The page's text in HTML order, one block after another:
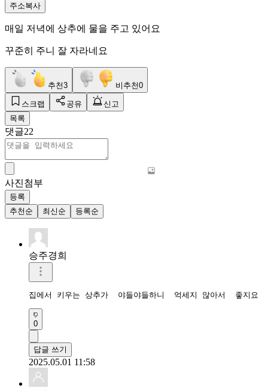
주소복사
매일 저녁에 상추에 물을 주고 있어요
꾸준히 주니 잘 자라네요
추천3 비추천0
스크랩 공유
신고
목록
댓글22
사진첨부
등록
추천순
최신순 등록순
승주경희
집에서 키우는 상추가  야들야들하니  억세지 않아서  좋지요
0
답글 쓰기
2025.05.01 11:58